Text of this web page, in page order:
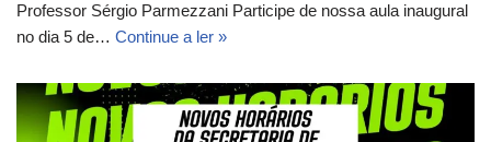
Professor Sérgio Parmezzani Participe de nossa aula inaugural
no dia 5 de… Continue a ler »